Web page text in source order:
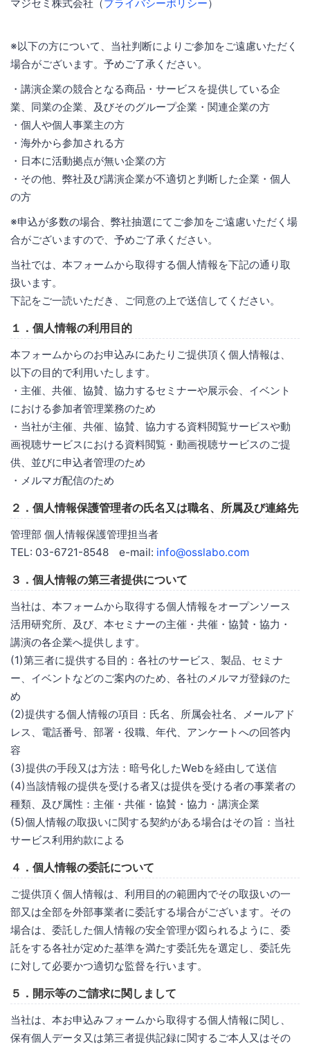
マジセミ株式会社（プライバシーポリシー）
※以下の方について、当社判断によりご参加をご遠慮いただく
場合がございます。予めご了承ください。
・講演企業の競合となる商品・サービスを提供している企
業、同業の企業、及びそのグループ企業・関連企業の方
・個人や個人事業主の方
・海外から参加される方
・日本に活動拠点が無い企業の方
・その他、弊社及び講演企業が不適切と判断した企業・個人
の方
※申込が多数の場合、弊社抽選にてご参加をご遠慮いただく場
合がございますので、予めご了承ください。
当社では、本フォームから取得する個人情報を下記の通り取
扱います。
下記をご一読いただき、ご同意の上で送信してください。
１．個人情報の利用目的
本フォームからのお申込みにあたりご提供頂く個人情報は、
以下の目的で利用いたします。
・主催、共催、協賛、協力するセミナーや展示会、イベント
における参加者管理業務のため
・当社が主催、共催、協賛、協力する資料閲覧サービスや動
画視聴サービスにおける資料閲覧・動画視聴サービスのご提
供、並びに申込者管理のため
・メルマガ配信のため
２．個人情報保護管理者の氏名又は職名、所属及び連絡先
管理部 個人情報保護管理担当者
TEL: 03-6721-8548 e-mail: info@osslabo.com
３．個人情報の第三者提供について
当社は、本フォームから取得する個人情報をオープンソース
活用研究所、及び、本セミナーの主催・共催・協賛・協力・
講演の各企業へ提供します。
(1)第三者に提供する目的：各社のサービス、製品、セミナ
ー、イベントなどのご案内のため、各社のメルマガ登録のた
め
(2)提供する個人情報の項目：氏名、所属会社名、メールアド
レス、電話番号、部署・役職、年代、アンケートへの回答内
容
(3)提供の手段又は方法：暗号化したWebを経由して送信
(4)当該情報の提供を受ける者又は提供を受ける者の事業者の
種類、及び属性：主催・共催・協賛・協力・講演企業
(5)個人情報の取扱いに関する契約がある場合はその旨：当社
サービス利用約款による
４．個人情報の委託について
ご提供頂く個人情報は、利用目的の範囲内でその取扱いの一
部又は全部を外部事業者に委託する場合がございます。その
場合は、委託した個人情報の安全管理が図られるように、委
託をする各社が定めた基準を満たす委託先を選定し、委託先
に対して必要かつ適切な監督を行います。
５．開示等のご請求に関しまして
当社は、本お申込みフォームから取得する個人情報に関し、
保有個人データ又は第三者提供記録に関するご本人又はその